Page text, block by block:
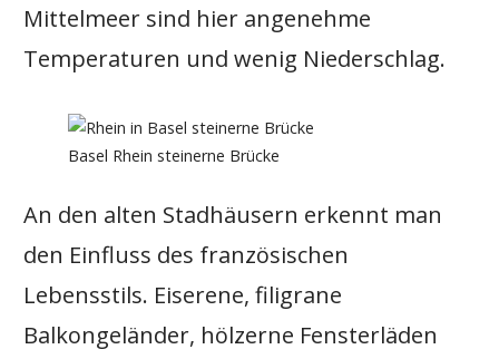
Mittelmeer sind hier angenehme
Temperaturen und wenig Niederschlag.
Basel Rhein steinerne Brücke
An den alten Stadhäusern erkennt man
den Einfluss des französischen
Lebensstils. Eiserene, filigrane
Balkongeländer, hölzerne Fensterläden